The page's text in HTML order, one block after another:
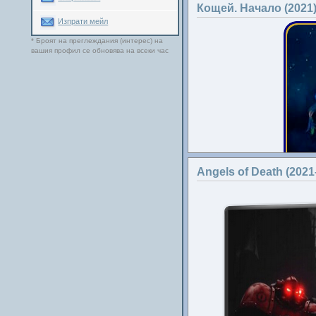
Изпрати мейл
* Броят на преглеждания (интерес) на
вашия профил се обновява на всеки час
Кощей. Начало (2021)
Angels of Death